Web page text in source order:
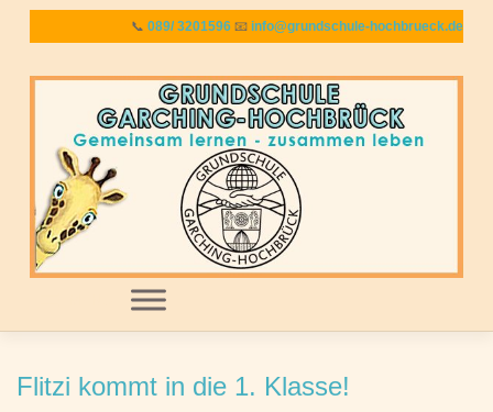
springen
📞 089/ 3201596 📧 info@grundschule-hochbrueck.de
Flitzi kommt in die 1. Klasse!